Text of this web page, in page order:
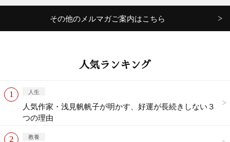
その他のメルマガご案内はこちら
人気ランキング
人生
人気作家・浅見帆帆子が明かす、好運が長続きしない３
つの理由
教養